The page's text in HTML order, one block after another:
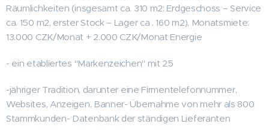
Räumlichkeiten (insgesamt ca. 310 m2: Erdgeschoss – Service
ca. 150 m2, erster Stock – Lager ca . 160 m2), Monatsmiete:
13.000 CZK/Monat + 2.000 CZK/Monat Energie
- ein etabliertes "Markenzeichen" mit 25
-jähriger Tradition, darunter eine Firmentelefonnummer,
Websites, Anzeigen, Banner- Übernahme von mehr als 800
Stammkunden- Datenbank der ständigen Lieferanten